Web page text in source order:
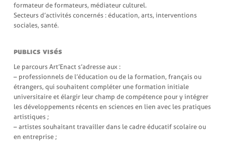
formateur de formateurs, médiateur culturel.
Secteurs d’activités concernés : éducation, arts, interventions
sociales, santé.
publics visés
Le parcours Art’Enact s’adresse aux :
– professionnels de l’éducation ou de la formation, français ou
étrangers, qui souhaitent compléter une formation initiale
universitaire et élargir leur champ de compétence pour y intégrer
les développements récents en sciences en lien avec les pratiques
artistiques ;
– artistes souhaitant travailler dans le cadre éducatif scolaire ou
en entreprise ;